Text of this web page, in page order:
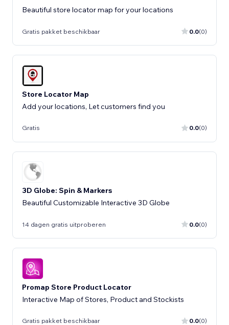
Beautiful store locator map for your locations
Gratis pakket beschikbaar 0.0(0)
Store Locator Map
Add your locations, Let customers find you
Gratis 0.0(0)
3D Globe: Spin & Markers
Beautiful Customizable Interactive 3D Globe
14 dagen gratis uitproberen 0.0(0)
Promap Store Product Locator
Interactive Map of Stores, Product and Stockists
Gratis pakket beschikbaar 0.0(0)